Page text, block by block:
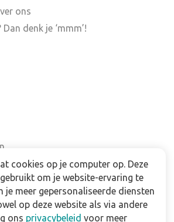
ons
Dan denk je ‘mmm’!
cookies op je computer op. Deze
om je website-ervaring te
je meer gepersonaliseerde diensten
op deze website als via andere
ons privacybeleid voor meer